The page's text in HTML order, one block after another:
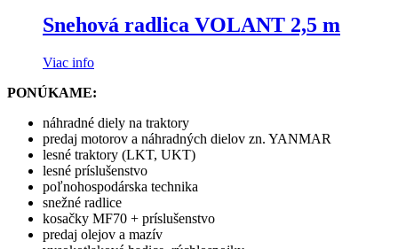
Snehová radlica VOLANT 2,5 m
Viac info
PONÚKAME:
náhradné diely na traktory
predaj motorov a náhradných dielov zn. YANMAR
lesné traktory (LKT, UKT)
lesné príslušenstvo
poľnohospodárska technika
snežné radlice
kosačky MF70 + príslušenstvo
predaj olejov a mazív